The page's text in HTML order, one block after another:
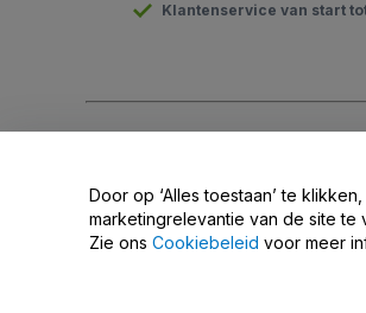
Klantenservice van start
Deel mijn persoonsgegevens niet /
Door op ‘Alles toestaan’ te
marketingrelevantie van de site
Zie ons Cookiebeleid voor meer